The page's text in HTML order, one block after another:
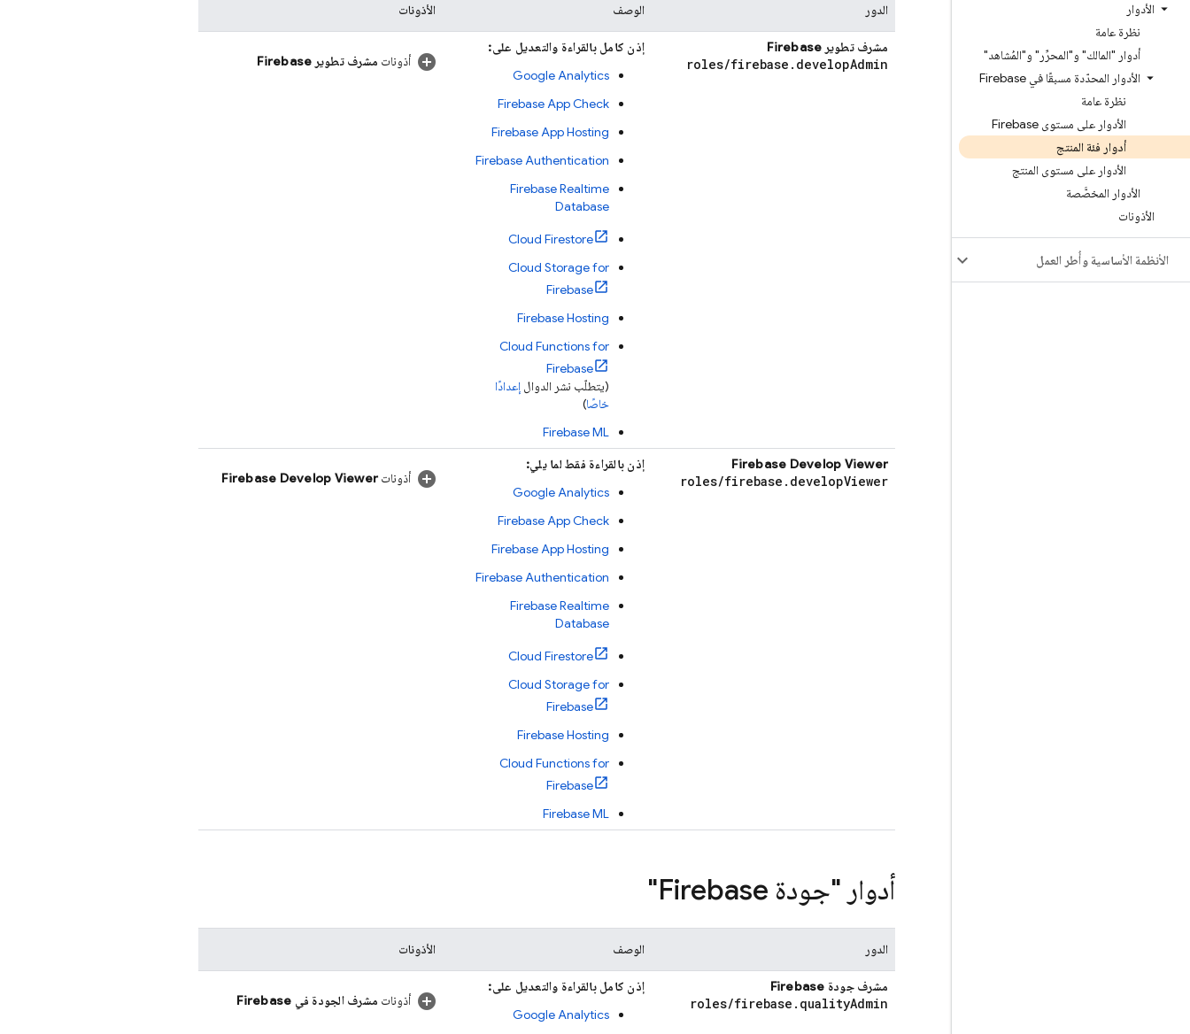
الأدوار
نظرة عامة
أدوار "المالك" و"المحرِّر" و"المُشاهد"
الأدوار المحدّدة مسبقًا في Firebase
نظرة عامة
الأدوار على مستوى Firebase
أدوار فئة المنتج
الأدوار على مستوى المنتج
الأدوار المخصَّصة
الأذونات
الأنظمة الأساسية وأُطر العمل
الدور الوصف الأذونات
مشرف تطوير Firebase
roles/firebase . developAdmin
إذن كامل بالقراءة والتعديل على:
Google Analytics
Firebase App Check
Firebase App Hosting
Firebase Authentication
Firebase Realtime
Database
Cloud Firestore
Cloud Storage for
Firebase
Firebase Hosting
Cloud Functions for
Firebase
(يتطلّب نشر الدوال إعدادًا
خاصًا)
Firebase ML
أذونات مشرف تطوير Firebase
Firebase Develop Viewer
roles/firebase . developViewer
إذن بالقراءة فقط لما يلي:
Google Analytics
Firebase App Check
Firebase App Hosting
Firebase Authentication
Firebase Realtime
Database
Cloud Firestore
Cloud Storage for
Firebase
Firebase Hosting
Cloud Functions for
Firebase
Firebase ML
أذونات Firebase Develop Viewer
أدوار "جودة Firebase"
الدور الوصف الأذونات
مشرف جودة Firebase
roles/firebase . qualityAdmin
إذن كامل بالقراءة والتعديل على:
Google Analytics
أذونات مشرف الجودة في Firebase